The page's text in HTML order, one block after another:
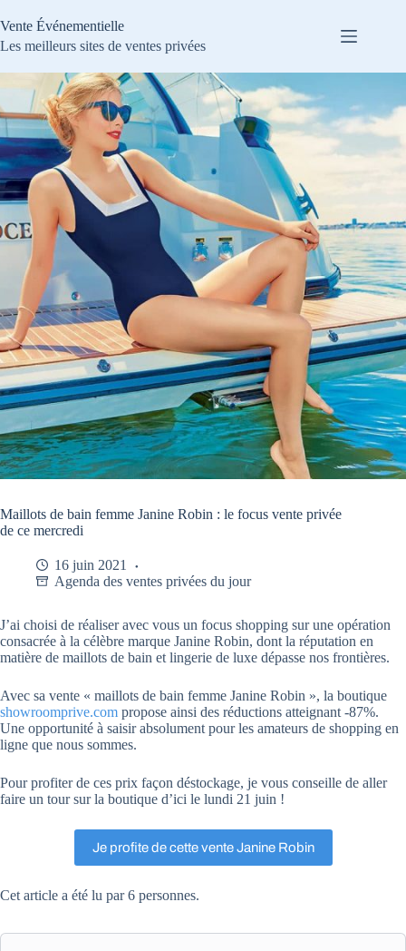
au
contenu
Vente Événementielle
Les meilleurs sites de ventes privées
Maillots de bain femme Janine Robin : le focus vente privée
de ce mercredi
16 juin 2021
Agenda des ventes privées du jour
J’ai choisi de réaliser avec vous un focus shopping sur une opération
consacrée à la célèbre marque Janine Robin, dont la réputation en
matière de maillots de bain et lingerie de luxe dépasse nos frontières.
Avec sa vente « maillots de bain femme Janine Robin », la boutique
showroomprive.com propose ainsi des réductions atteignant -87%.
Une opportunité à saisir absolument pour les amateurs de shopping en
ligne que nous sommes.
Pour profiter de ces prix façon déstockage, je vous conseille de aller
faire un tour sur la boutique d’ici le lundi 21 juin !
Je profite de cette vente Janine Robin
Cet article a été lu par 6 personnes.